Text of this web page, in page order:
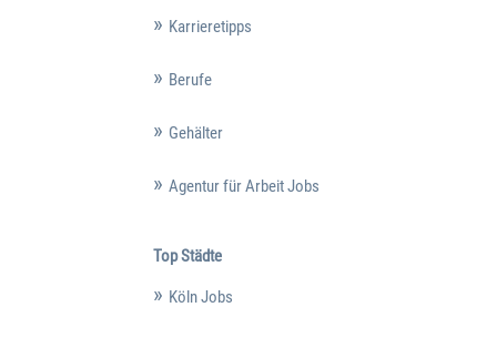
Karrieretipps
Berufe
Gehälter
Agentur für Arbeit Jobs
Top Städte
Köln Jobs